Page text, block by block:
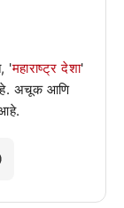
'महाराष्ट्र देशा'
अचूक आणि